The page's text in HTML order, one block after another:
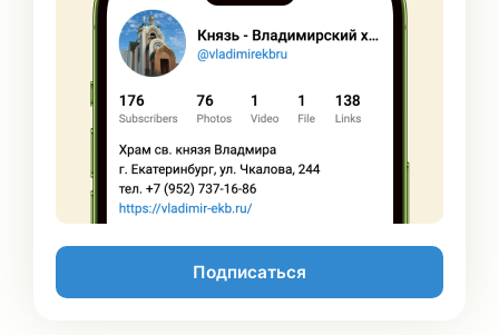
Подписаться